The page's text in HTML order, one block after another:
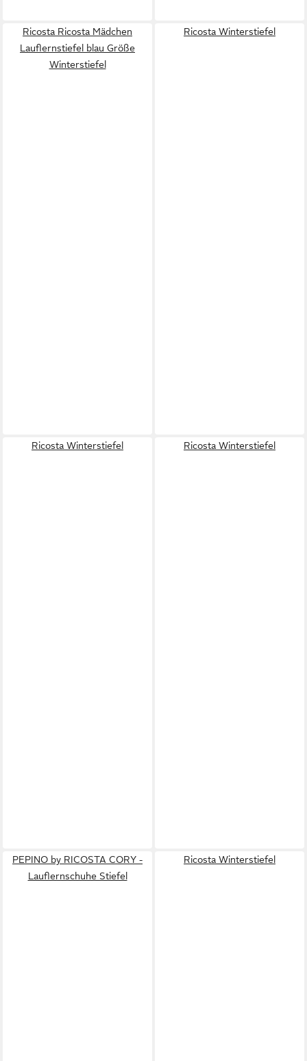
Ricosta Ricosta Mädchen
Lauflernstiefel blau Größe
Winterstiefel
Ricosta Winterstiefel
Ricosta Winterstiefel Ricosta Winterstiefel
PEPINO by RICOSTA CORY -
Lauflernschuhe Stiefel
Ricosta Winterstiefel